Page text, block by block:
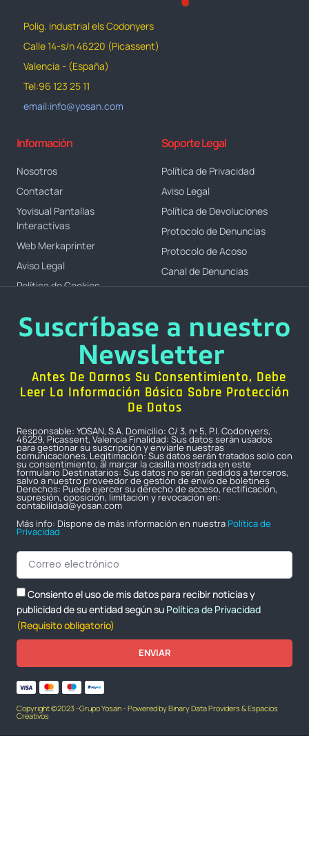
Polig. industrial els Codonyers
Calle 14-s/n 46220 (Picassent)
Valencia - (España)
Tel:96 123 25 11
email:info@yosan.com
Información
Nosotros
Contactar
Yovisual Pantallas
Interactivas
Web Merkaprinter
Aviso Legal
Política de Cookies
Soporte Legal
Política de Privacidad
Aviso Legal
Política de Devoluciones
Protocolo de Denuncias
Protocolo de Acoso
Canal de Denuncias
Suscríbase a nuestro
Newsletter
Antes De Darnos Su Consentimiento, Debe
Leer La Información Básica Sobre Protección
De Datos
Responsable: YOSAN, S.A. Domicilio: C/ 3, nº 5, P.I. Codonyers,
46229, Picassent, Valencia Finalidad: Sus datos serán usados
para gestionar su suscripción y enviarle nuestras
comunicaciones. Legitimación: Sus datos serán tratados solo con
su consentimiento, al marcar la casilla mostrada en este
formulario Destinatarios: Sus datos no serán cedidos a terceros,
salvo a nuestro proveedor de gestión de envío de boletines
Derechos: Puede ejercer su derecho de acceso, rectificación,
supresión, oposición, limitación y revocación en:
contabilidad@yosan.com
Más info: Dispone de más información en nuestra Política de
Privacidad
Consiento el uso de mis datos para recibir noticias y
publicidad de su entidad según su Política de Privacidad
(Requisito obligatorio)
ENVIAR
Copyright ©2023 -Grupo Yosan - Powered by Binary Data Providers & Espacios
Creativos